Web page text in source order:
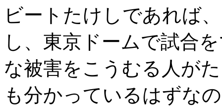
ビートたけしであれば
し、東京ドームで試合
な被害をこうむる人が
も分かっているはずな